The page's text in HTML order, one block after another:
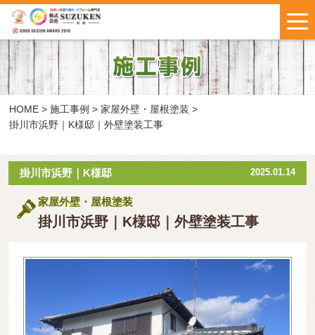
鈴建ブログ
新着情報
W保証について
会社概要
はじめての方へ
施工事例
お客様の声
お見積もり
LINEで気軽に
お問い合わせ
インスタで
最新施工事例
公開中
HOME > 施工事例 > 家屋外壁・屋根塗装 >
掛川市浜野｜K様邸｜外壁塗装工事
掛川市浜野｜K様邸 2025.01.14
家屋外壁・屋根塗装
掛川市浜野｜K様邸｜外壁塗装工事